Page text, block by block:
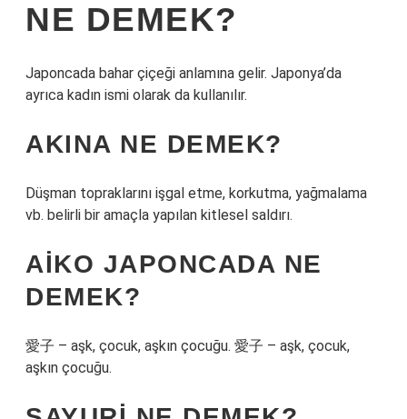
NE DEMEK?
Japoncada bahar çiçeği anlamına gelir. Japonya’da
ayrıca kadın ismi olarak da kullanılır.
AKINA NE DEMEK?
Düşman topraklarını işgal etme, korkutma, yağmalama
vb. belirli bir amaçla yapılan kitlesel saldırı.
AIKO JAPONCADA NE
DEMEK?
愛子 – aşk, çocuk, aşkın çocuğu. 愛子 – aşk, çocuk,
aşkın çocuğu.